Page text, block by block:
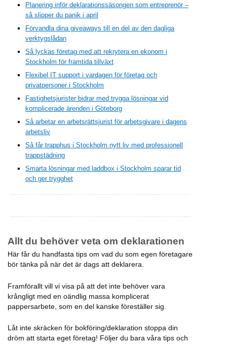
Planering inför deklarationssäsongen som entreprenör –
så slipper du panik i april
Förvandla dina giveaways till en del av den dagliga
verktygslådan
Så lyckas företag med att rekrytera en ekonom i
Stockholm för framtida tillväxt
Flexibel IT support i vardagen för företag och
privatpersoner i Stockholm
Fastighetsjurister bidrar med trygga lösningar vid
komplicerade ärenden i Göteborg
Så arbetar en arbetsrättsjurist för arbetsgivare i dagens
arbetsliv
Så får trapphus i Stockholm nytt liv med professionell
trappstädning
Smarta lösningar med laddbox i Stockholm sparar tid
och ger trygghet
Allt du behöver veta om deklarationen
Här får du handfasta tips om vad du som egen företagare
bör tänka på när det är dags att deklarera.
Framförallt vill vi visa på att det inte behöver vara
krångligt med en oändlig massa komplicerat
pappersarbete, som en del kanske föreställer sig.
Låt inte skräcken för bokföring/deklaration stoppa din
dröm att starta eget företag! Följer du bara våra tips och